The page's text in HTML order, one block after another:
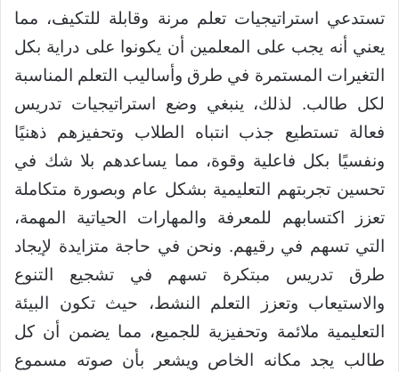
تستدعي استراتيجيات تعلم مرنة وقابلة للتكيف، مما
يعني أنه يجب على المعلمين أن يكونوا على دراية بكل
التغيرات المستمرة في طرق وأساليب التعلم المناسبة
لكل طالب. لذلك، ينبغي وضع استراتيجيات تدريس
فعالة تستطيع جذب انتباه الطلاب وتحفيزهم ذهنيًا
ونفسيًا بكل فاعلية وقوة، مما يساعدهم بلا شك في
تحسين تجربتهم التعليمية بشكل عام وبصورة متكاملة
تعزز اكتسابهم للمعرفة والمهارات الحياتية المهمة،
التي تسهم في رقيهم. ونحن في حاجة متزايدة لإيجاد
طرق تدريس مبتكرة تسهم في تشجيع التنوع
والاستيعاب وتعزز التعلم النشط، حيث تكون البيئة
التعليمية ملائمة وتحفيزية للجميع، مما يضمن أن كل
طالب يجد مكانه الخاص ويشعر بأن صوته مسموع